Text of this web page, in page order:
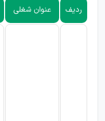
ردیف عنوان شغلی